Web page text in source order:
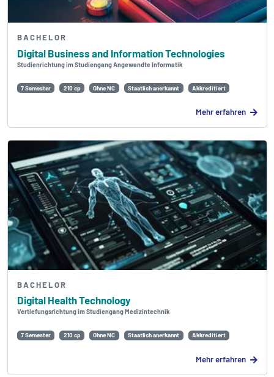
Digital Business and Information Technologies
Studienrichtung im Studiengang Angewandte Informatik
BACHELOR
7 Semester 210 cp Ohne NC Staatlich anerkannt Akkreditiert
Mehr erfahren
Digital Health Technology
Vertiefungsrichtung im Studiengang Medizintechnik
BACHELOR
7 Semester 210 cp Ohne NC Staatlich anerkannt Akkreditiert
Mehr erfahren